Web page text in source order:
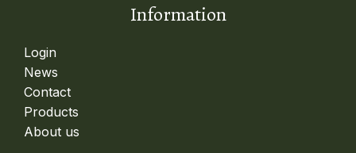
Information
Login
News
Contact
Products
About us